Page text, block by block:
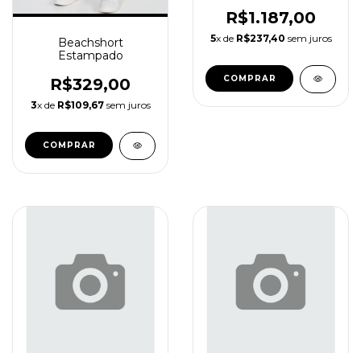
Beachshort
Estampado
R$329,00
3x de R$109,67sem juros
COMPRAR
R$1.187,00
5x de R$237,40 sem juros
COMPRAR